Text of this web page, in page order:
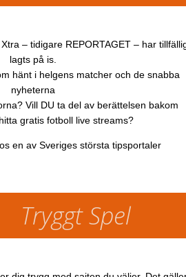
– tidigare REPORTAGET – har
lagts på is.
hänt i helgens matcher och de snabba
nyheterna
Vill DU ta del av berättelsen bakom
gratis fotboll live streams?
en av Sveriges största tipsportaler
Tryggt Spel